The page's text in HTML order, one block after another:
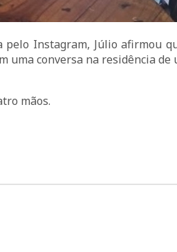
Instagram, Júlio afirmou
conversa na residência de
mãos.